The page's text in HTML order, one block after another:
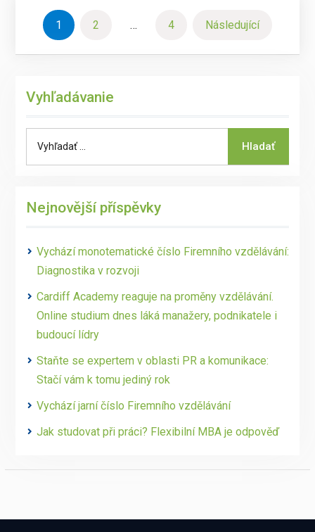
Navigace
pro
1 2 … 4 Následující
Vyhľadávanie
Hladať
Nejnovější příspěvky
Vychází monotematické číslo Firemního vzdělávání:
Diagnostika v rozvoji
Cardiff Academy reaguje na proměny vzdělávání.
Online studium dnes láká manažery, podnikatele i
budoucí lídry
Staňte se expertem v oblasti PR a komunikace:
Stačí vám k tomu jediný rok
Vychází jarní číslo Firemního vzdělávání
Jak studovat při práci? Flexibilní MBA je odpověď